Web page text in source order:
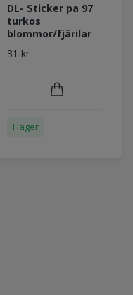
DL- Sticker pa 97
turkos
blommor/fjärilar
31 kr
I lager